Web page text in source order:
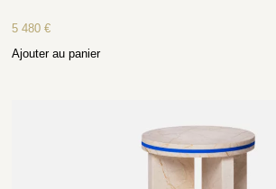
5 480€
Ajouter au panier